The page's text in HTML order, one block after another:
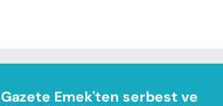
Gazete Emek'ten serbest ve